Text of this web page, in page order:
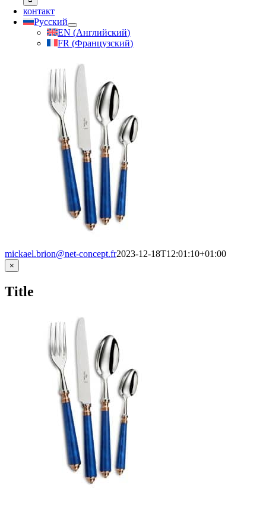
контакт
Русский
EN (Английский)
FR (Французский)
mickael.brion@net-concept.fr2023-12-18T12:01:10+01:00
Close
product
view
×
Title